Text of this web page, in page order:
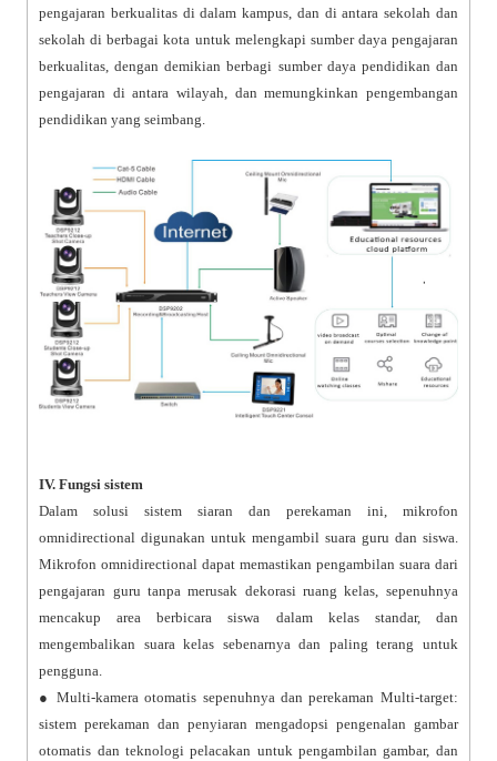
pengajaran berkualitas di dalam kampus, dan di antara sekolah dan
sekolah di berbagai kota untuk melengkapi sumber daya pengajaran
berkualitas, dengan demikian berbagi sumber daya pendidikan dan
pengajaran di antara wilayah, dan memungkinkan pengembangan
pendidikan yang seimbang.
IV. Fungsi sistem
Dalam solusi sistem siaran dan perekaman ini, mikrofon
omnidirectional digunakan untuk mengambil suara guru dan siswa.
Mikrofon omnidirectional dapat memastikan pengambilan suara dari
pengajaran guru tanpa merusak dekorasi ruang kelas, sepenuhnya
mencakup area berbicara siswa dalam kelas standar, dan
mengembalikan suara kelas sebenarnya dan paling terang untuk
pengguna.
● Multi-kamera otomatis sepenuhnya dan perekaman Multi-target:
sistem perekaman dan penyiaran mengadopsi pengenalan gambar
otomatis dan teknologi pelacakan untuk pengambilan gambar, dan